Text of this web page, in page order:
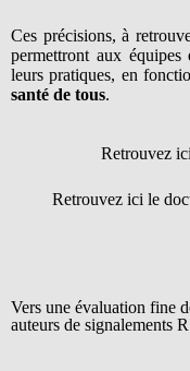
Ces précisions, à
permettront aux
leurs pratiques, en
santé de tous.
Retrouvez
Retrouvez ici le
Vers une évaluation fine
auteurs de signalements